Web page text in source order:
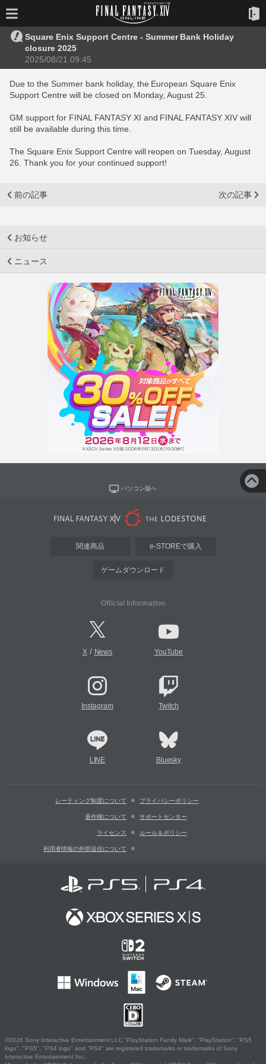
Square Enix Support Centre - Summer Bank Holiday
closure 2025
2025/08/21 09:45
Due to the Summer bank holiday, the European Square Enix
Support Centre will be closed on Monday, August 25.
GM support for FINAL FANTASY XI and FINAL FANTASY XIV will
still be available during this time.
The Square Enix Support Centre will reopen on Tuesday, August
26. Thank you for your continued support!
前の記事 次の記事
お知らせ
ニュース
パソコン版へ
関連商品 e-STOREで購入
ゲームダウンロード
Official Information
X/ News YouTube
Instagram Twitch
LINE Bluesky
レーティング制度について プライバシーポリシー
著作権について サポートセンター
ライセンス ルール＆ポリシー
利用者情報の外部送信について
©2026 Sony Interactive Entertainment LLC."PlayStation Family Mark", "PlayStation", "PS5
logo", "PS5", "PS4 logo" and "PS4" are registered trademarks or trademarks of Sony
Interactive Entertainment Inc.